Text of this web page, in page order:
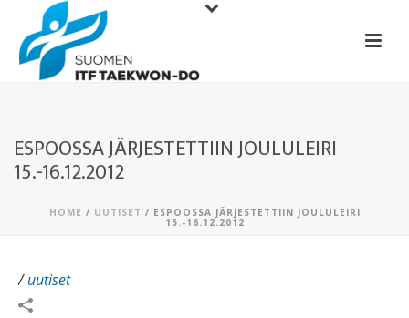
ESPOOSSA JÄRJESTETTIIN JOULULEIRI
15.-16.12.2012
HOME / UUTISET / ESPOOSSA JÄRJESTETTIIN JOULULEIRI
15.-16.12.2012
/uutiset